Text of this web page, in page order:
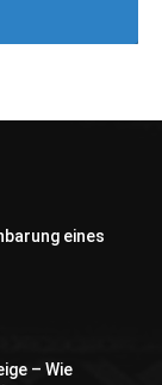
eines
– Wie